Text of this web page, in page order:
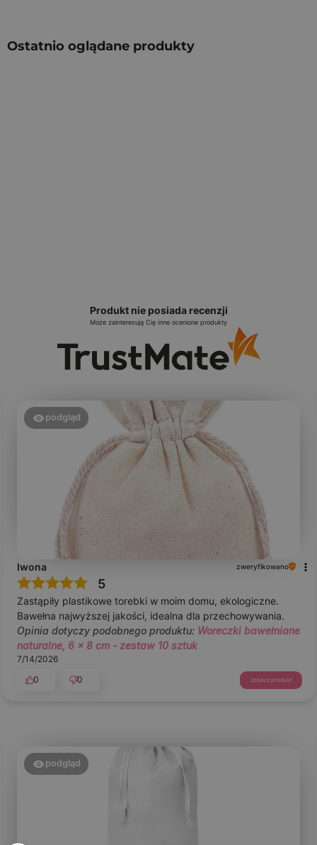
Ostatnio oglądane produkty
Produkt nie posiada recenzji
Może zainteresują Cię inne ocenione produkty
podgląd
Iwona zweryfikowano
5
Zastąpiły plastikowe torebki w moim domu, ekologiczne.
Bawełna najwyższej jakości, idealna dla przechowywania.
Opinia dotyczy podobnego produktu: Woreczki bawełniane
naturalne, 6 x 8 cm - zestaw 10 sztuk
7/14/2026
0
0 zobacz produkt
podgląd